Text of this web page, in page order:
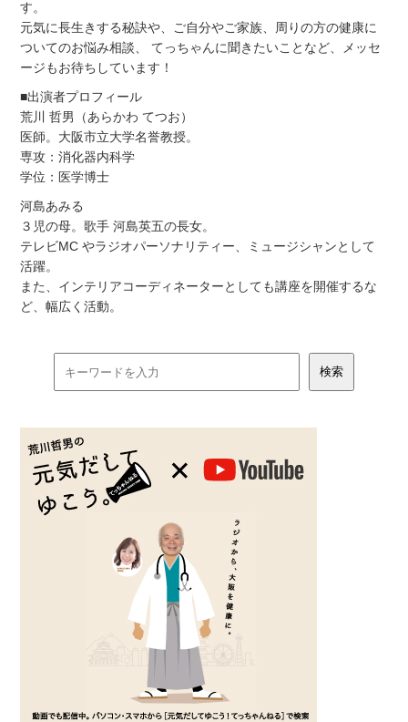
す。
元気に長生きする秘訣や、ご自分やご家族、周りの方の健康に
ついてのお悩み相談、 てっちゃんに聞きたいことなど、メッセ
ージもお待ちしています！
■出演者プロフィール
荒川 哲男（あらかわ てつお）
医師。大阪市立大学名誉教授。
専攻：消化器内科学
学位：医学博士
河島あみる
３児の母。歌手 河島英五の長女。
テレビMC やラジオパーソナリティー、ミュージシャンとして
活躍。
また、インテリアコーディネーターとしても講座を開催するな
ど、幅広く活動。